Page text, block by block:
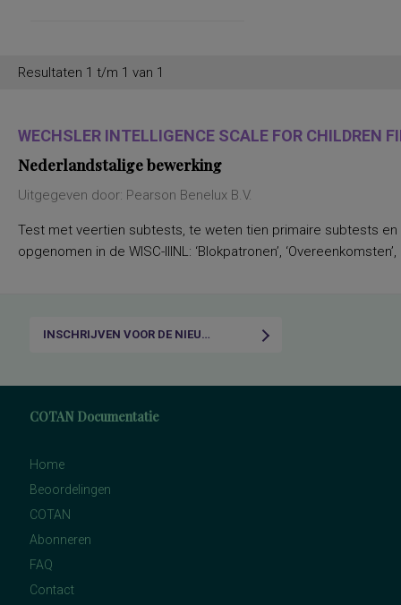
Resultaten 1 t/m 1 van 1
WECHSLER INTELLIGENCE SCALE FOR CHILDREN
Nederlandstalige bewerking
Uitgegeven door: Pearson Benelux B.V.
Test met veertien subtests, te weten tien primaire subtests
opgenomen in de WISC-IIINL: ‘Blokpatronen’,
INSCHRIJVEN VOOR DE NIEUWSBRIEF
COTAN Documentatie
Home
Beoordelingen
COTAN
Abonneren
FAQ
Contact